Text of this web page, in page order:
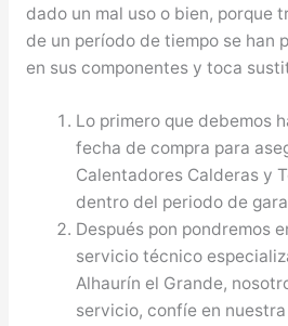
dado un mal uso o bien, porque
de un período de tiempo se han
en sus componentes y toca
Lo primero que debemos
fecha de compra para
Calentadores Calderas y
dentro del periodo de
Después pon pondremos
servicio técnico
Alhaurín el Grande,
servicio, confíe en